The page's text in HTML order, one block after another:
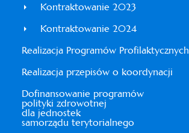
Kontraktowanie 2023
Kontraktowanie 2024
Realizacja Programów Profilaktycznych
Realizacja przepisów o koordynacji
Dofinansowanie programów
polityki zdrowotnej
dla jednostek
samorządu terytorialnego